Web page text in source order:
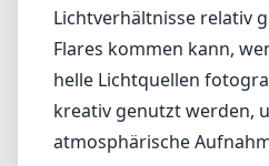
Lichtverhältnisse relativ
Flares kommen kann,
helle Lichtquellen
kreativ genutzt werden,
atmosphärische